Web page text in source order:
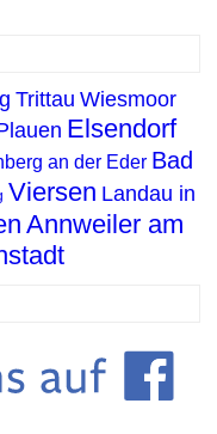
Trittau Wiesmoor
Elsendorf
an der Eder Bad
Viersen Landau in
Annweiler am